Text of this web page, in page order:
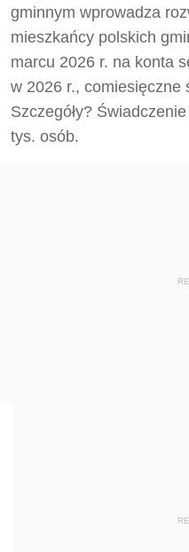
gminnym wprowadza
mieszkańcy polskich
marcu 2026 r. na konta
w 2026 r., comiesięczne
Szczegóły?
tys. osób.